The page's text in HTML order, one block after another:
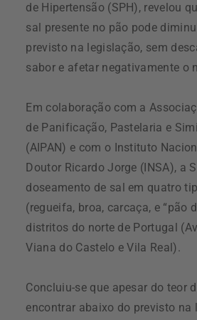
de Hipertensão (SPH), revelou
sal presente no pão pode
previsto na legislação, sem
sabor e afetar negativamente o
Em colaboração com a
de Panificação, Pastelaria e
(AIPAN) e com o Instituto
Doutor Ricardo Jorge (INSA), a
doseamento de sal em quatro
(regueifa, broa, carcaça, e “pão
distritos do norte de Portugal
Viana do Castelo e Vila Real).
Concluiu-se que apesar do teor
encontrar abaixo do previsto na